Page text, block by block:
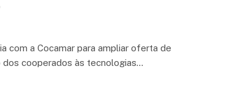
com a Cocamar para ampliar oferta de
dos cooperados às tecnologias…